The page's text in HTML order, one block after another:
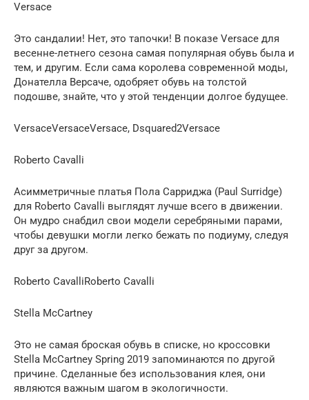
Versace
Это сандалии! Нет, это тапочки! В показе Versace для
весенне-летнего сезона самая популярная обувь была и
тем, и другим. Если сама королева современной моды,
Донателла Версаче, одобряет обувь на толстой
подошве, знайте, что у этой тенденции долгое будущее.
VersaceVersaceVersace, Dsquared2Versace
Roberto Cavalli
Асимметричные платья Пола Сарриджа (Paul Surridge)
для Roberto Cavalli выглядят лучше всего в движении.
Он мудро снабдил свои модели серебряными парами,
чтобы девушки могли легко бежать по подиуму, следуя
друг за другом.
Roberto CavalliRoberto Cavalli
Stella McCartney
Это не самая броская обувь в списке, но кроссовки
Stella McCartney Spring 2019 запоминаются по другой
причине. Сделанные без использования клея, они
являются важным шагом в экологичности.